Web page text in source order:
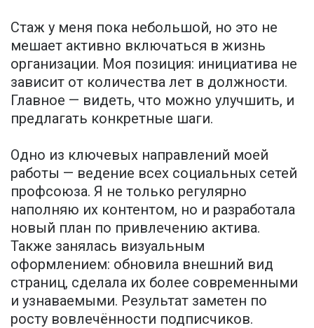
Стаж у меня пока небольшой, но это не
мешает активно включаться в жизнь
организации. Моя позиция: инициатива не
зависит от количества лет в должности.
Главное — видеть, что можно улучшить, и
предлагать конкретные шаги.
Одно из ключевых направлений моей
работы — ведение всех социальных сетей
профсоюза. Я не только регулярно
наполняю их контентом, но и разработала
новый план по привлечению актива.
Также занялась визуальным
оформлением: обновила внешний вид
страниц, сделала их более современными
и узнаваемыми. Результат заметен по
росту вовлечённости подписчиков.